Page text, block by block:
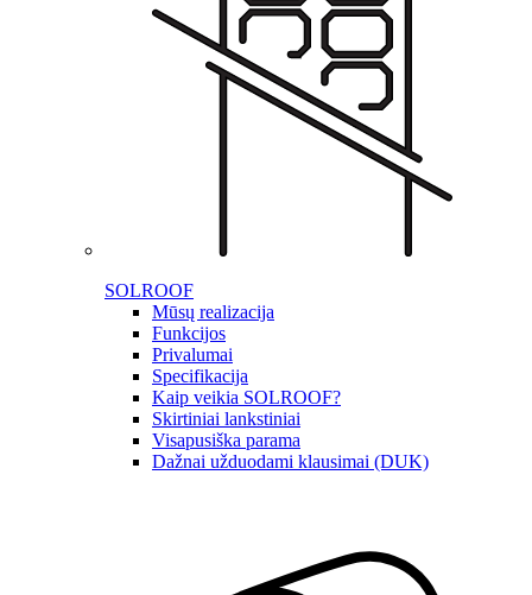
SOLROOF
Mūsų realizacija
Funkcijos
Privalumai
Specifikacija
Kaip veikia SOLROOF?
Skirtiniai lankstiniai
Visapusiška parama
Dažnai užduodami klausimai (DUK)